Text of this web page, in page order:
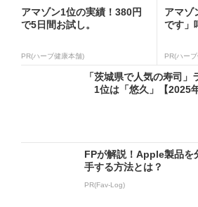
アマゾン1位の実績！380円
で5日間お試し。
PR(ハーブ健康本舗)
アマゾ
です」
PR(ハー
「茨城県で人気の寿司」
1位は「悠久」【2025
FPが解説！Apple製品を
手する方法とは？
PR(Fav-Log)